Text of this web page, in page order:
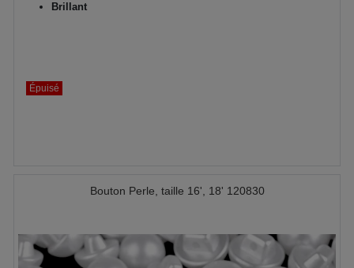
Brillant
Épuisé
Bouton Perle, taille 16', 18' 120830